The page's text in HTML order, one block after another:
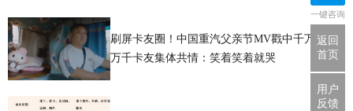
刷屏卡友圈！中国重汽父亲节MV戳中千万人，
万千卡友集体共情：笑着笑着就哭
一键咨询
返回
首页
用户
反馈